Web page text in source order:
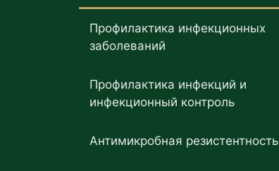
Профилактика инфекционных
заболеваний
Профилактика инфекций и
инфекционный контроль
Антимикробная резистентность